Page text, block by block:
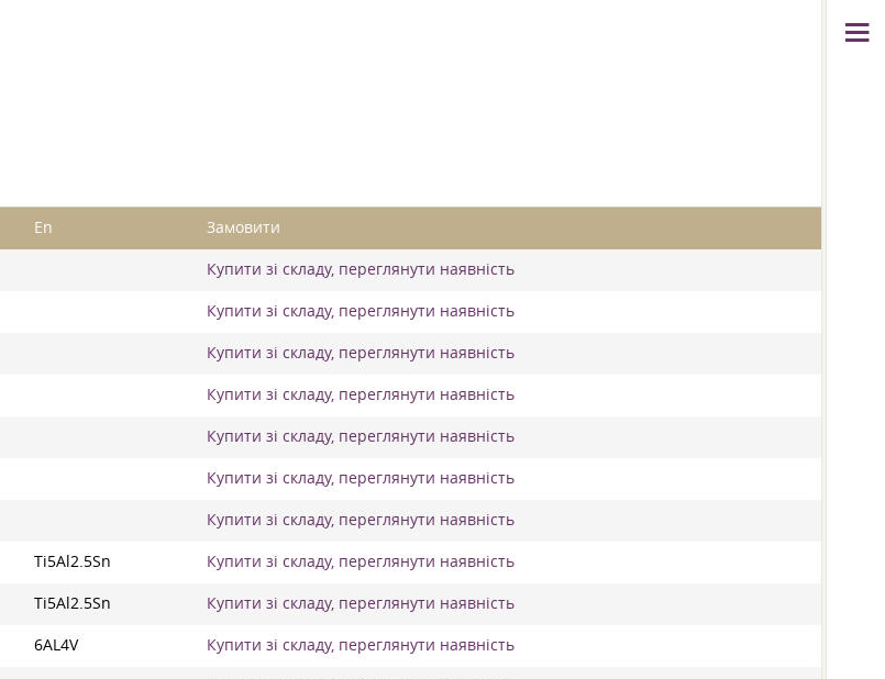
En Замовити
Купити зі складу, переглянути наявність
Купити зі складу, переглянути наявність
Купити зі складу, переглянути наявність
Купити зі складу, переглянути наявність
Купити зі складу, переглянути наявність
Купити зі складу, переглянути наявність
Купити зі складу, переглянути наявність
Ti5Al2.5Sn Купити зі складу, переглянути наявність
Ti5Al2.5Sn Купити зі складу, переглянути наявність
6AL4V Купити зі складу, переглянути наявність